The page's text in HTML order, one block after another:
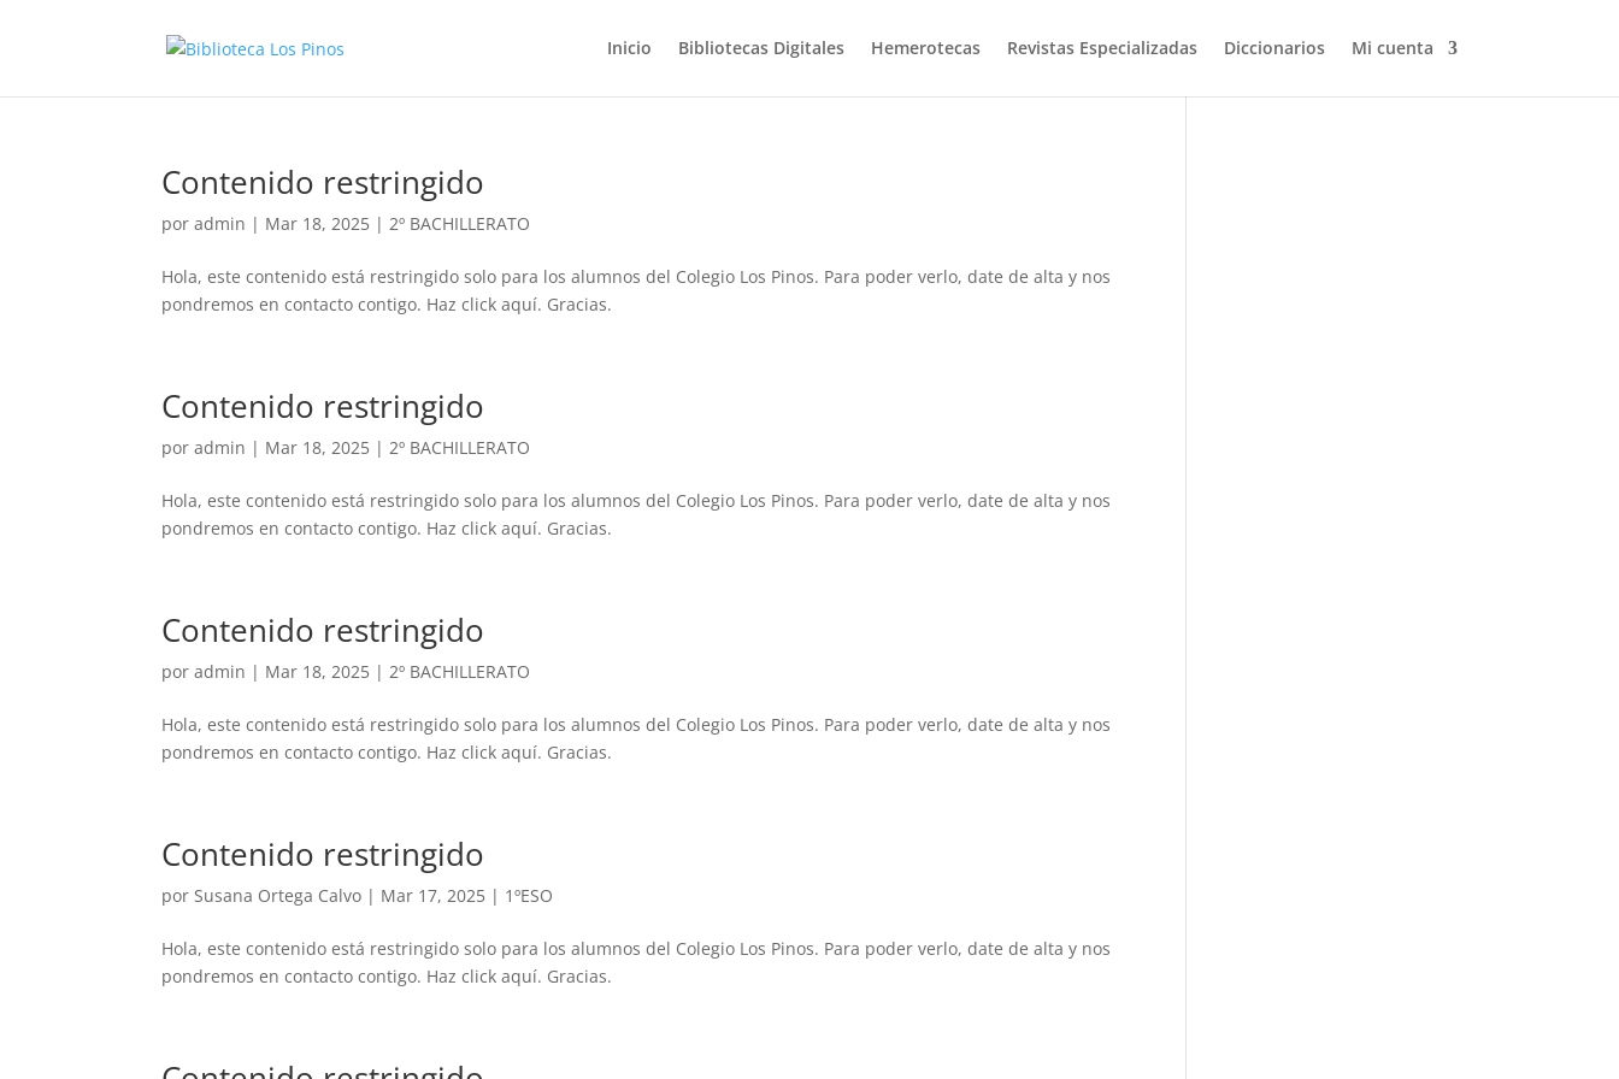
Inicio Bibliotecas Digitales Hemerotecas Revistas Especializadas Diccionarios Mi cuenta
Contenido restringido
poradmin | Mar 18, 2025 |2º BACHILLERATO
Hola, este contenido está restringido solo para los alumnos del Colegio Los Pinos. Para poder verlo, date de alta y nos
pondremos en contacto contigo. Haz click aquí. Gracias.
Contenido restringido
poradmin | Mar 18, 2025 |2º BACHILLERATO
Hola, este contenido está restringido solo para los alumnos del Colegio Los Pinos. Para poder verlo, date de alta y nos
pondremos en contacto contigo. Haz click aquí. Gracias.
Contenido restringido
poradmin | Mar 18, 2025 |2º BACHILLERATO
Hola, este contenido está restringido solo para los alumnos del Colegio Los Pinos. Para poder verlo, date de alta y nos
pondremos en contacto contigo. Haz click aquí. Gracias.
Contenido restringido
porSusana Ortega Calvo | Mar 17, 2025 | 1ºESO
Hola, este contenido está restringido solo para los alumnos del Colegio Los Pinos. Para poder verlo, date de alta y nos
pondremos en contacto contigo. Haz click aquí. Gracias.